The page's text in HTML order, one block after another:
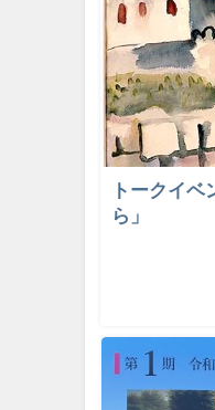
トークイ
ら」